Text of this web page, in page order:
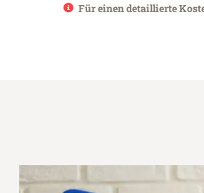
Für einen detaillierte